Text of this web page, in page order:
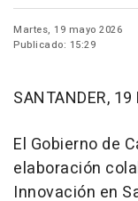
Martes, 19 mayo 2026
Publicado: 15:29
SANTANDER, 19
El Gobierno de
elaboración
Innovación en